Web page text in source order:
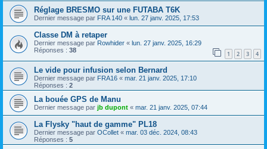
Réglage BRESMO sur une FUTABA T6K
Dernier message par FRA 140 « lun. 27 janv. 2025, 17:53
Classe DM à retaper
Dernier message par Rowhider « lun. 27 janv. 2025, 16:29
Réponses : 38 1 2 3 4
Le vide pour infusion selon Bernard
Dernier message par FRA16 « mar. 21 janv. 2025, 17:10
Réponses : 2
La bouée GPS de Manu
Dernier message par jb dupont « mar. 21 janv. 2025, 07:44
La Flysky "haut de gamme" PL18
Dernier message par OCollet « mar. 03 déc. 2024, 08:43
Réponses : 5